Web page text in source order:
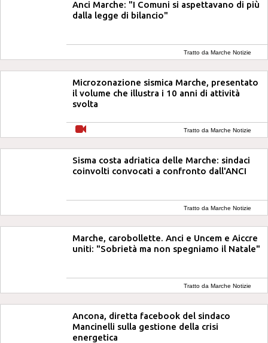
Anci Marche: "I Comuni si aspettavano di più
dalla legge di bilancio"
Tratto da Marche Notizie
Microzonazione sismica Marche, presentato
il volume che illustra i 10 anni di attività
svolta
Tratto da Marche Notizie
Sisma costa adriatica delle Marche: sindaci
coinvolti convocati a confronto dall'ANCI
Tratto da Marche Notizie
Marche, carobollette. Anci e Uncem e Aiccre
uniti: "Sobrietà ma non spegniamo il Natale"
Tratto da Marche Notizie
Ancona, diretta facebook del sindaco
Mancinelli sulla gestione della crisi
energetica